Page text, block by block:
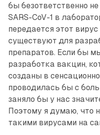
бы безответственно
SARS-CoV-1 в
передается этот
существуют для
препаратов. Если бы
разработка вакцин,
созданы в
проводилась бы с
заняло бы у нас
Поэтому я думаю, что
такими вирусами на